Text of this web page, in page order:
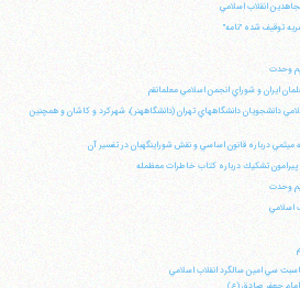
انقلاب اسلامي
توقيف شده "نامه"
وحدت
ايران و شوراي انجمن اسلامي معلمانقم
دانشجويان دانشگاههاي تهران (دانشگاههنر)، شهركرد و كاشان و همچنين
درباره قانون اساسي و نقش شوراينگهبان در تفسير آن
تشكيك درباره كتاب خاطرات معظمله
وحدت
اسلامي
سي امين سالگرد انقلاب اسلامي